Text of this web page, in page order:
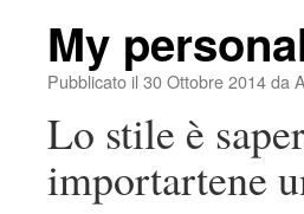
My
Pubblicato il 30 Ottobre 2014da
Lo stile è
importartene